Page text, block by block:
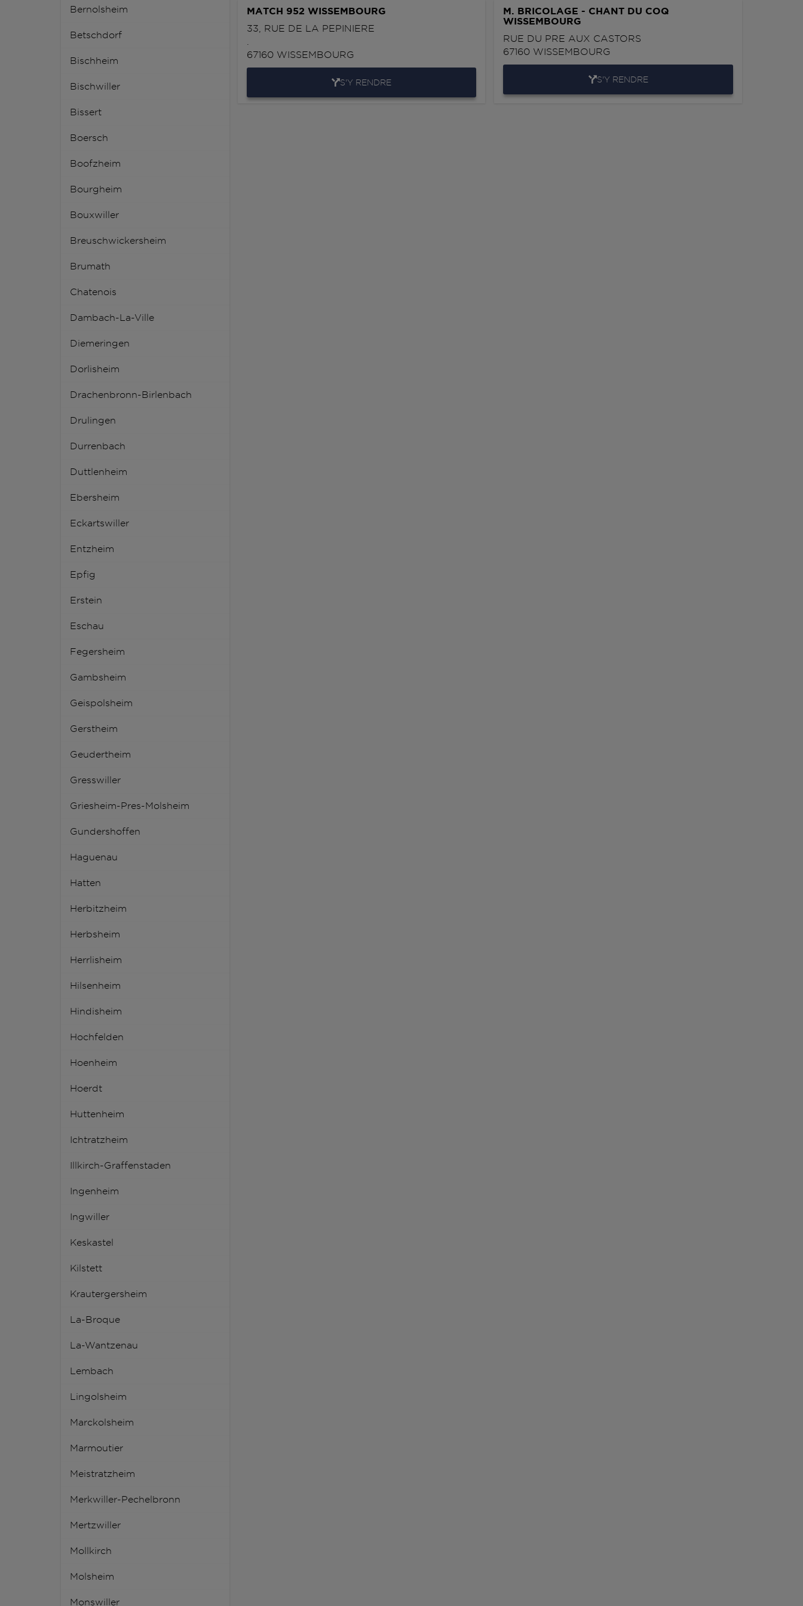
Bernolsheim
Betschdorf
Bischheim
Bischwiller
Bissert
Boersch
Boofzheim
Bourgheim
Bouxwiller
Breuschwickersheim
Brumath
Chatenois
Dambach-La-Ville
Diemeringen
Dorlisheim
Drachenbronn-Birlenbach
Drulingen
Durrenbach
Duttlenheim
Ebersheim
Eckartswiller
Entzheim
Epfig
Erstein
Eschau
Fegersheim
Gambsheim
Geispolsheim
Gerstheim
Geudertheim
Gresswiller
Griesheim-Pres-Molsheim
Gundershoffen
Haguenau
Hatten
Herbitzheim
Herbsheim
Herrlisheim
Hilsenheim
Hindisheim
Hochfelden
Hoenheim
Hoerdt
Huttenheim
Ichtratzheim
Illkirch-Graffenstaden
Ingenheim
Ingwiller
Keskastel
Kilstett
Krautergersheim
La-Broque
La-Wantzenau
Lembach
Lingolsheim
Marckolsheim
Marmoutier
Meistratzheim
Merkwiller-Pechelbronn
Mertzwiller
Mollkirch
Molsheim
Monswiller
MATCH 952 WISSEMBOURG
33, RUE DE LA PEPINIERE
67160 WISSEMBOURG
S'Y RENDRE
M. BRICOLAGE - CHANT DU COQ
WISSEMBOURG
RUE DU PRE AUX CASTORS
67160 WISSEMBOURG
S'Y RENDRE